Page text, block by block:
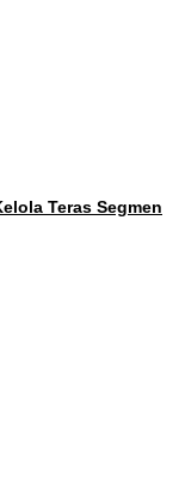
Teras Segmen